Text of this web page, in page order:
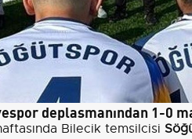
deplasmanından 1-0
Bilecik temsilcisi